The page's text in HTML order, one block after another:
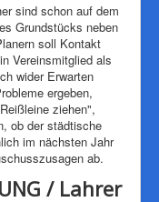
sind schon auf dem
Grundstücks neben
soll Kontakt
Vereinsmitglied als
wider Erwarten
ergeben,
ziehen",
ob der städtische
im nächsten Jahr
ab.
/ Lahrer